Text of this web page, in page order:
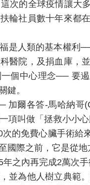
次的全球疫情讓大
輪社員數十年來都
是人類的基本權利
醫院，及捐血庫，
個中心理念── 要
鍵。
爾各答-馬哈納哥
項叫做「拯救小小
的免費心臟手術給
國際之前，它是從
之內再完成2萬次手
並為他人樹立典範